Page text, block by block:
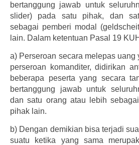
bertanggung jawab untuk
slider) pada satu pihak, dan
sebagai pemberi modal
lain. Dalam ketentuan Pasal 19
a) Perseroan secara melepas
perseroan komanditer, didirikan
beberapa peserta yang secara
bertanggung jawab untuk
dan satu orang atau lebih
pihak lain.
b) Dengan demikian bisa terjadi
suatu ketika yang sama